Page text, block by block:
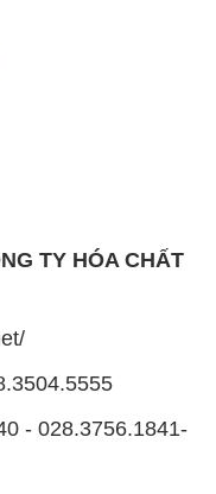
TY HÓA CHẤT
- 028.3756.1841-